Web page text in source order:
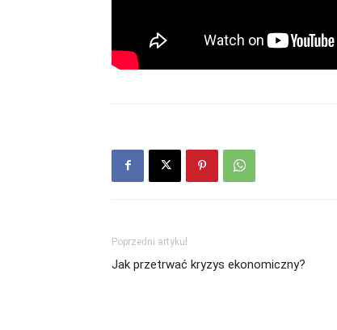
Poprzedni artykuł
Jak przetrwać kryzys ekonomiczny?